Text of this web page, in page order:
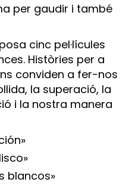
per gaudir i també
cinc pel·lícules
Històries per a
conviden a fer-nos
la superació, la
i la nostra manera
blancos»